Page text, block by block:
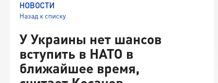
НОВОСТИ
Назад к списку
У Украины нет шансов
вступить в НАТО в
ближайшее время,